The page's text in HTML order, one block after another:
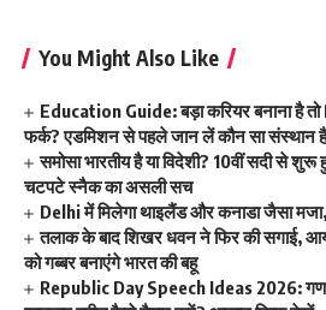
You Might Also Like
Education Guide: बड़ा करियर बनाना है
फर्क? एडमिशन से पहले जान लें कौन सा संस्थान
समोसा भारतीय है या विदेशी? 10वीं सदी से
चटपटे स्नैक का असली सच
Delhi में मिलेगा थाइलैंड और कनाडा जैसा मजा,
तलाक के बाद शिखर धवन ने फिर की सगाई,
को गब्बर बनाएंगे भारत की बहू
Republic Day Speech Ideas 2026: